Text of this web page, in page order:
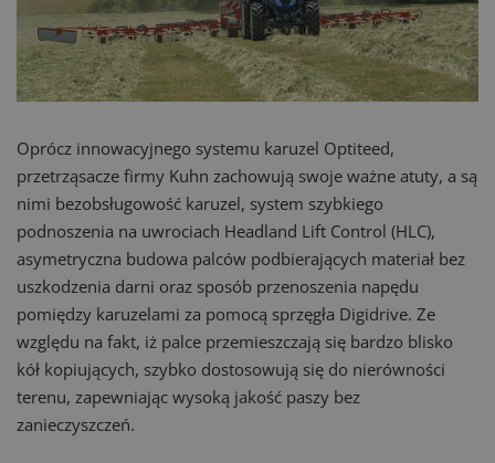
Oprócz innowacyjnego systemu karuzel Optiteed,
przetrząsacze firmy Kuhn zachowują swoje ważne atuty, a są
nimi bezobsługowość karuzel, system szybkiego
podnoszenia na uwrociach Headland Lift Control (HLC),
asymetryczna budowa palców podbierających materiał bez
uszkodzenia darni oraz sposób przenoszenia napędu
pomiędzy karuzelami za pomocą sprzęgła Digidrive. Ze
względu na fakt, iż palce przemieszczają się bardzo blisko
kół kopiujących, szybko dostosowują się do nierówności
terenu, zapewniając wysoką jakość paszy bez
zanieczyszczeń.